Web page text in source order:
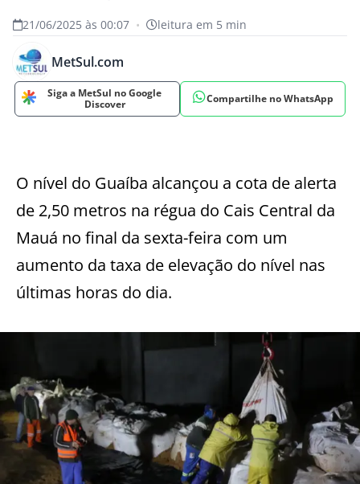
21/06/2025 às 00:07 • leitura em 5 min
MetSul.com
Siga a MetSul no Google
Discover
Compartilhe no WhatsApp
O nível do Guaíba alcançou a cota de alerta
de 2,50 metros na régua do Cais Central da
Mauá no final da sexta-feira com um
aumento da taxa de elevação do nível nas
últimas horas do dia.